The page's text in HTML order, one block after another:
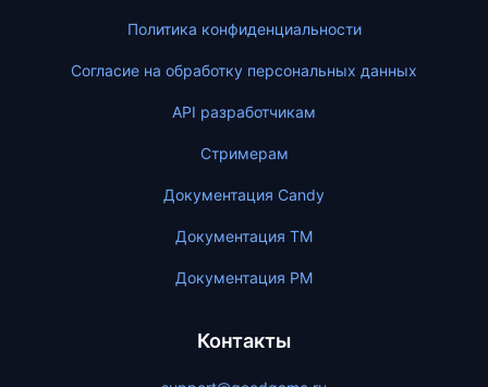
Политика конфиденциальности
Согласие на обработку персональных данных
API разработчикам
Стримерам
Документация Candy
Документация ТМ
Документация PM
Контакты